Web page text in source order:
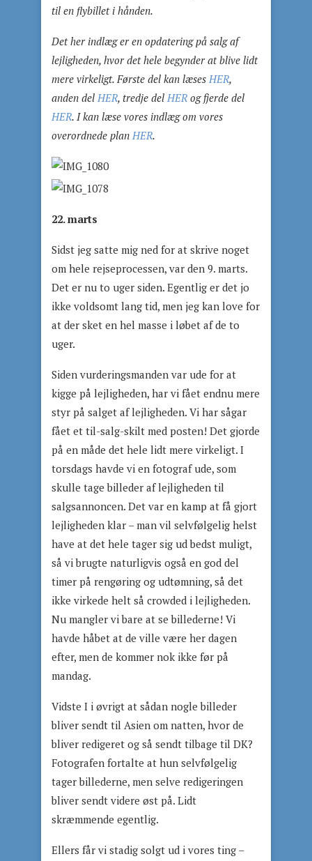
til en flybillet i hånden.
Det her indlæg er en opdatering på salg af
lejligheden, hvor det hele begynder at blive lidt
mere virkeligt. Første del kan læses HER,
anden del HER, tredje del HER og fjerde del
HER. I kan læse vores indlæg om vores
overordnede plan HER.
22. marts
Sidst jeg satte mig ned for at skrive noget
om hele rejseprocessen, var den 9. marts.
Det er nu to uger siden. Egentlig er det jo
ikke voldsomt lang tid, men jeg kan love for
at der sket en hel masse i løbet af de to
uger.
Siden vurderingsmanden var ude for at
kigge på lejligheden, har vi fået endnu mere
styr på salget af lejligheden. Vi har sågar
fået et til-salg-skilt med posten! Det gjorde
på en måde det hele lidt mere virkeligt. I
torsdags havde vi en fotograf ude, som
skulle tage billeder af lejligheden til
salgsannoncen. Det var en kamp at få gjort
lejligheden klar – man vil selvfølgelig helst
have at det hele tager sig ud bedst muligt,
så vi brugte naturligvis også en god del
timer på rengøring og udtømning, så det
ikke virkede helt så crowded i lejligheden.
Nu mangler vi bare at se billederne! Vi
havde håbet at de ville være her dagen
efter, men de kommer nok ikke før på
mandag.
Vidste I i øvrigt at sådan nogle billeder
bliver sendt til Asien om natten, hvor de
bliver redigeret og så sendt tilbage til DK?
Fotografen fortalte at hun selvfølgelig
tager billederne, men selve redigeringen
bliver sendt videre øst på. Lidt
skræmmende egentlig.
Ellers får vi stadig solgt ud i vores ting –